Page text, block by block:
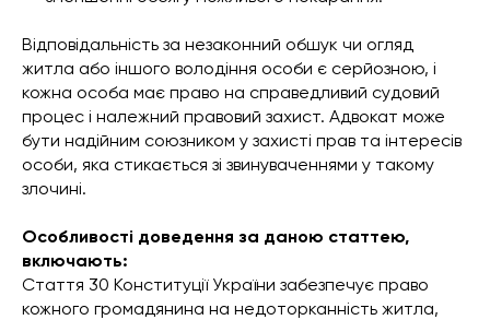
Відповідальність за незаконний обшук чи огляд
житла або іншого володіння особи є серйозною, і
кожна особа має право на справедливий судовий
процес і належний правовий захист. Адвокат може
бути надійним союзником у захисті прав та інтересів
особи, яка стикається зі звинуваченнями у такому
злочині.
Особливості доведення за даною статтею,
включають:
Стаття 30 Конституції України забезпечує право
кожного громадянина на недоторканність житла,